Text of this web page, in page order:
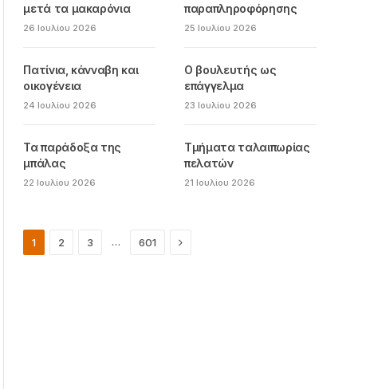
μετά τα μακαρόνια
26 Ιουλίου 2026
παραπληροφόρησης
25 Ιουλίου 2026
Πατίνια, κάνναβη και
οικογένεια
24 Ιουλίου 2026
Ο βουλευτής ως
επάγγελμα
23 Ιουλίου 2026
Τα παράδοξα της
μπάλας
22 Ιουλίου 2026
Τμήματα ταλαιπωρίας
πελατών
21 Ιουλίου 2026
1 2 3 … 601 Next